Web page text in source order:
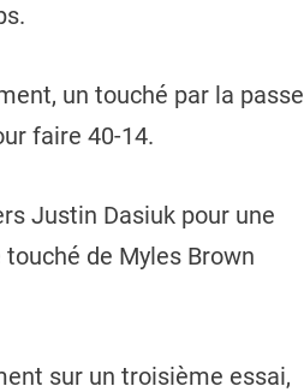
un touché par la passe
faire 40-14.
Justin Dasiuk pour une
de Myles Brown
sur un troisième essai,